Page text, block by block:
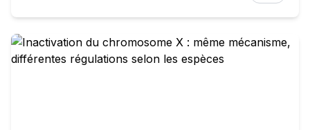
Inactivation du chromosome X : même mécanisme,